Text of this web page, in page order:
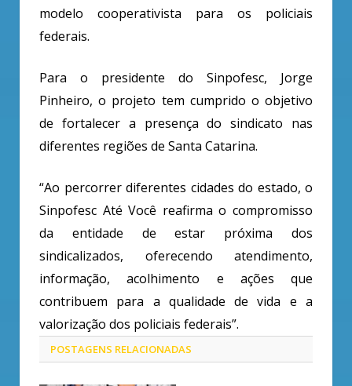
modelo cooperativista para os policiais
federais.
Para o presidente do Sinpofesc, Jorge
Pinheiro, o projeto tem cumprido o objetivo
de fortalecer a presença do sindicato nas
diferentes regiões de Santa Catarina.
“Ao percorrer diferentes cidades do estado, o
Sinpofesc Até Você reafirma o compromisso
da entidade de estar próxima dos
sindicalizados, oferecendo atendimento,
informação, acolhimento e ações que
contribuem para a qualidade de vida e a
valorização dos policiais federais”.
POSTAGENS RELACIONADAS